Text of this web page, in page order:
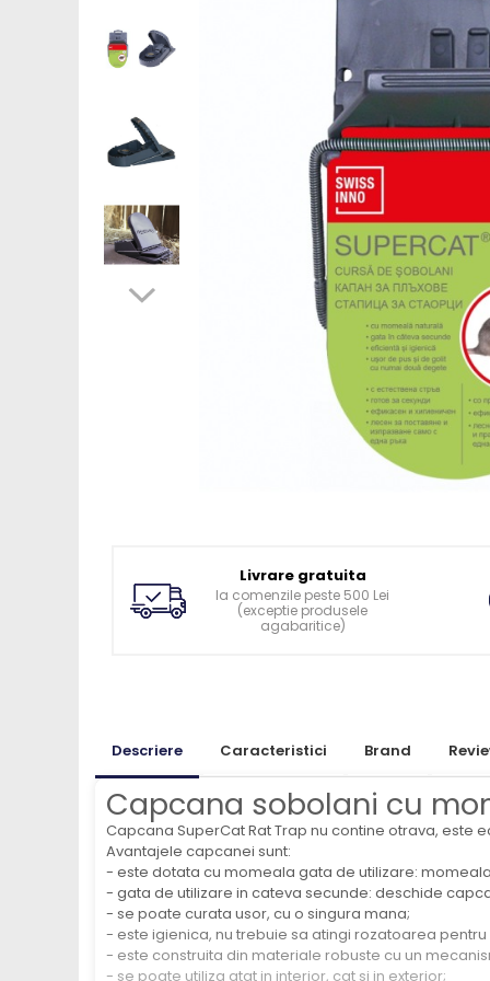
Scule si echipamente trimaj
Accesorii muls vaci
Echipamente de muls vaci
Igiena mulsului
Alaptare vitei
Alaptare automata vitei
Accesorii cusete vitei
Boxe comune
Cusete individuale
Furajare si adapare vitei
Echipamente si accesorii furajare
Suplimente nutritive vitei
Sanatate si confort vitei
Livrare gratuita
la comenzile peste 500 Lei
(exceptie produsele
agabaritice)
Descriere Caracteristici Brand
Capcana sobolani cu
Capcana SuperCat Rat Trap nu contine otrava,
Avantajele capcanei sunt:
- este dotata cu momeala gata de utilizare:
- gata de utilizare in cateva secunde: deschide
- se poate curata usor, cu o singura mana;
- este igienica, nu trebuie sa atingi rozatoarea pentru
- este construita din materiale robuste cu un
- se poate utiliza atat in interior, cat si in exterior;